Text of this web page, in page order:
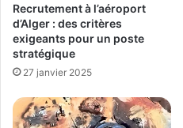
Recrutement à l’aéroport
d’Alger : des critères
exigeants pour un poste
stratégique
27 janvier 2025